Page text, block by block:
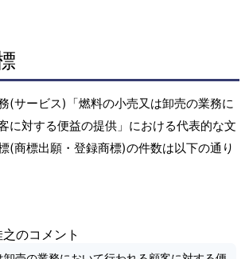
(サービス)「燃料の小売又は卸売の業務に
に対する便益の提供」における代表的な文
(商標出願・登録商標)の件数は以下の通り
のコメント